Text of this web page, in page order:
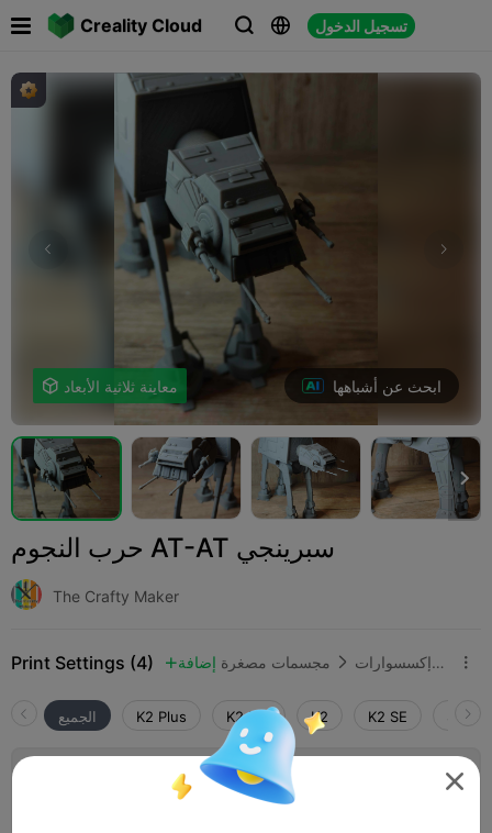
Creality Cloud   تسجيل الدخول
 
 معاينة ثلاثية الأبعاد ابحث عن أشباهها

حرب النجوم AT-AT سبرينجي
The Crafty Maker
Print Settings (4)  إضافة مجسمات مصغرة  ألعاب مصغرة وإكسسوارات 
الجميع K2 Plus K2 Pro K2 K2 SE
